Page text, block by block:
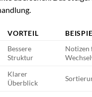
VORTEIL
Bessere
Struktur
Notizen
Klarer
Überblick